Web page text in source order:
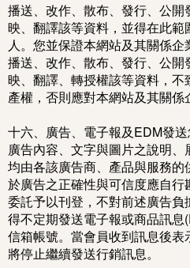
播送、改作、散布、發行、公
映、翻譯該等資料，並得在此
人。您並保證本網站及其關係
播送、改作、散布、發行、公
映、翻譯、轉授權該等資料，
產權，否則應對本網站及其關係
十六、廣告、電子報及EDM發
廣告內容、文字與圖片之說明、
均由各該廣告商、產品與服務
於廣告之正確性與可信度應自
委託予以刊登，不對前述廣告
得不定期發送電子報或商品訊
信箱帳號。當會員收到訊息後
將停止繼續發送行銷訊息。